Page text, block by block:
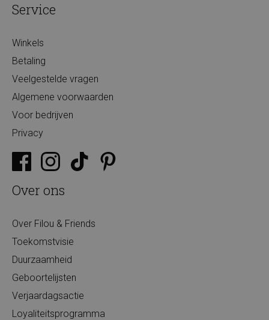
Service
Winkels
Betaling
Veelgestelde vragen
Algemene voorwaarden
Voor bedrijven
Privacy
Over ons
Over Filou & Friends
Toekomstvisie
Duurzaamheid
Geboortelijsten
Verjaardagsactie
Loyaliteitsprogramma